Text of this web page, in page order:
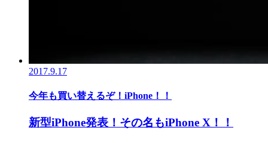
2017.9.17
今年も買い替えるぞ！iPhone！！
新型iPhone発表！その名もiPhone X！！